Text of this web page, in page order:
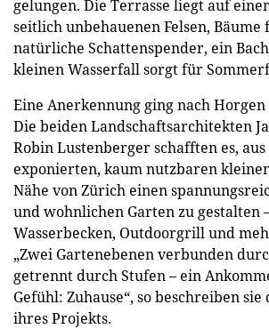
gelungen. Die Terrasse liegt auf
seitlich unbehauenen Felsen, Bäume
natürliche Schattenspender, ein
kleinen Wasserfall sorgt für
Eine Anerkennung ging nach Horgen
Die beiden Landschaftsarchitekten
Robin Lustenberger schafften es,
exponierten, kaum nutzbaren
Nähe von Zürich einen
und wohnlichen Garten zu gestalten
Wasserbecken, Outdoorgrill und
„Zwei Gartenebenen verbunden
getrennt durch Stufen – ein
Gefühl: Zuhause“, so beschreiben sie
ihres Projekts.